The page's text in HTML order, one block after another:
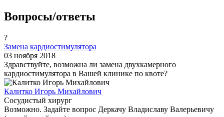
Вопросы/ответы
?
Замена кардиостимулятора
03 ноября 2018
Здравствуйте, возможна ли замена двухкамерного
кардиостимулятора в Вашей клинике по квоте?
Калитко Игорь Михайлович
Сосудистый хирург
Возможно. Задайте вопрос Деркачу Владиславу Валерьевичу